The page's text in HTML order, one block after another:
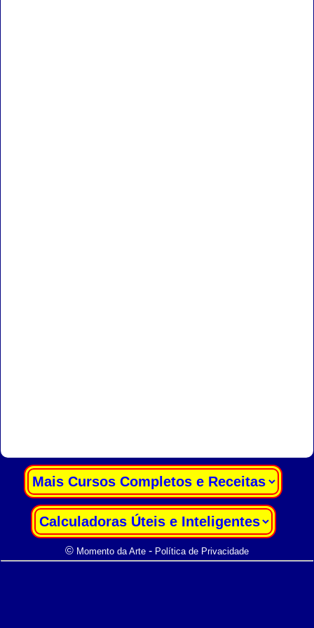
© Momento da Arte- Política de Privacidade